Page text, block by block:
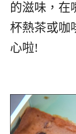
的滋味，在
杯熱茶或咖
心啦!